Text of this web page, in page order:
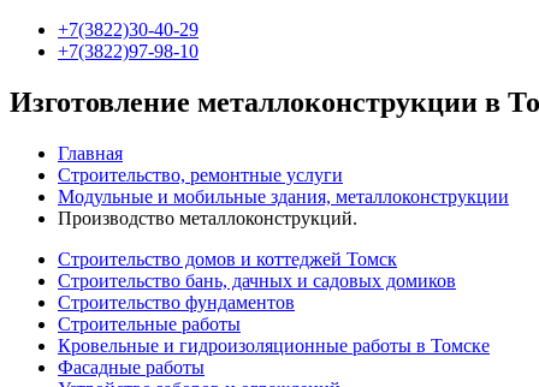
+7(3822)30-40-29
+7(3822)97-98-10
Изготовление металлоконструкции в
Главная
Строительство, ремонтные услуги
Модульные и мобильные здания, металлоконструкции
Производство металлоконструкций.
Строительство домов и коттеджей Томск
Строительство бань, дачных и садовых домиков
Строительство фундаментов
Строительные работы
Кровельные и гидроизоляционные работы в Томске
Фасадные работы